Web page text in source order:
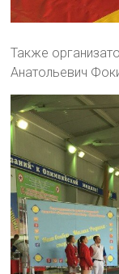
Также
Анатольевич